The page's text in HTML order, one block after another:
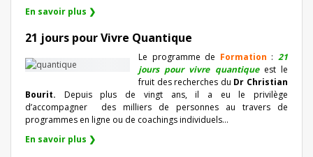
En savoir plus ❯
21 jours pour Vivre Quantique
Le programme de Formation :21
jours pour vivre quantiqueest le
fruit des recherches du Dr Christian
Bourit. Depuis plus de vingt ans, il a eu le privilège
d’accompagner
des milliers de personnes au travers de
programmes en ligne ou de coachings individuels…
En savoir plus ❯